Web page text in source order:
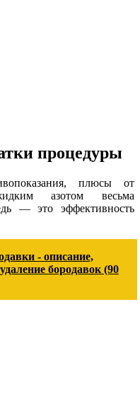
процедуры
плюсы от
азотом весьма
— это эффективность
- описание,
бородавок (90